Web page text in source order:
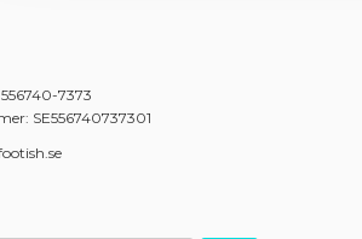
7373
SE556740737301